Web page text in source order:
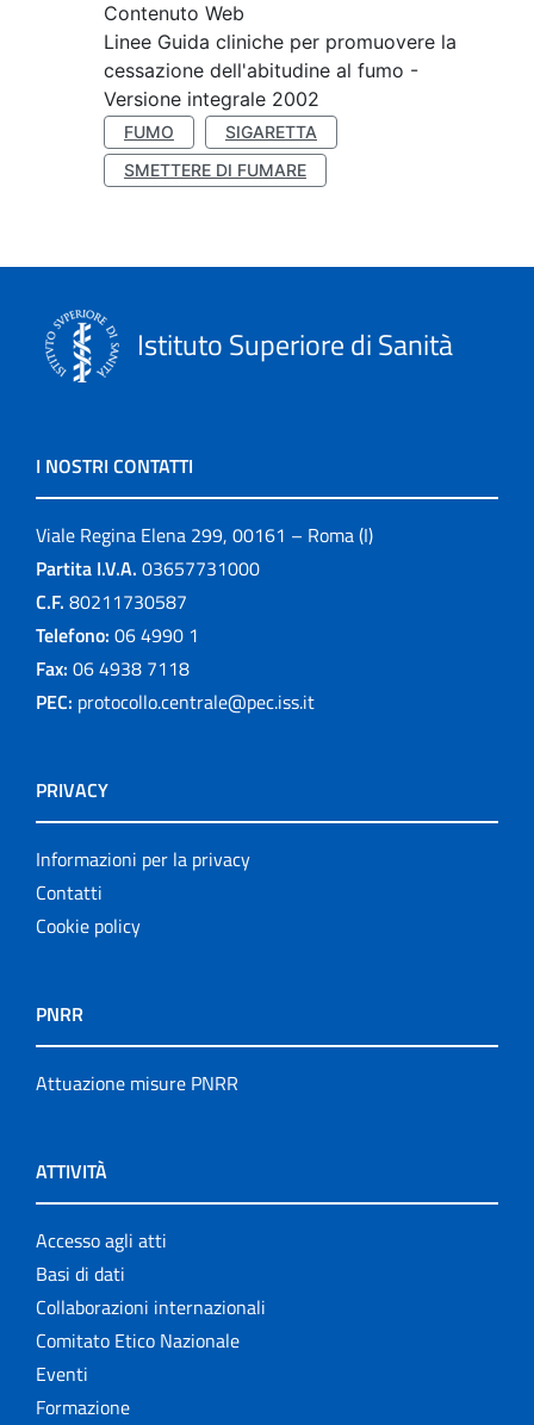
Contenuto Web
Linee Guida cliniche per promuovere la
cessazione dell'abitudine al fumo -
Versione integrale 2002
FUMO
SIGARETTA
SMETTERE DI FUMARE
Istituto Superiore di Sanità
I NOSTRI CONTATTI
Viale Regina Elena 299, 00161 – Roma (I)
Partita I.V.A. 03657731000
C.F. 80211730587
Telefono: 06 4990 1
Fax: 06 4938 7118
PEC: protocollo.centrale@pec.iss.it
PRIVACY
Informazioni per la privacy
Contatti
Cookie policy
PNRR
Attuazione misure PNRR
ATTIVITÀ
Accesso agli atti
Basi di dati
Collaborazioni internazionali
Comitato Etico Nazionale
Eventi
Formazione